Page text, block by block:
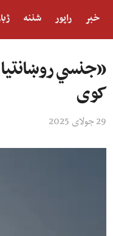
خبر راپور شننه
«جنسي
کوی
29 جولای 2025